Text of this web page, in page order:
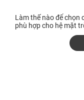
Làm thế nào để chọn
phù hợp cho hệ mặt